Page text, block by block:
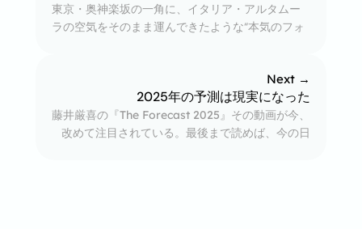
東京・奥神楽坂の一角に、イタリア・アルタムー
ラの空気をそのまま運んできたような“本気のフォ
Next →
2025年の予測は現実になった
藤井厳喜の『The Forecast 2025』その動画が今、
改めて注目されている。最後まで読めば、今の日